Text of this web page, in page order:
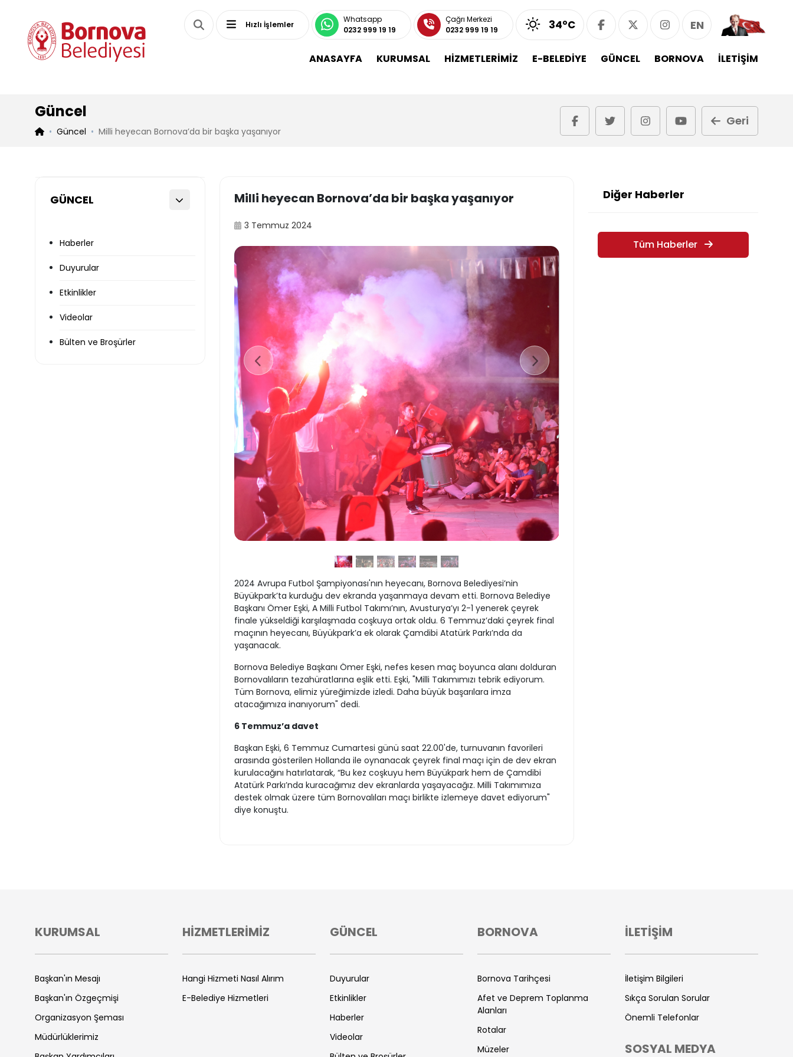
Hızlı İşlemler
Whatsapp
0232 999 19 19
Çağrı Merkezi
0232 999 19 19
34°C EN
ANASAYFA KURUMSAL HİZMETLERİMİZ E-BELEDİYE GÜNCEL BORNOVA İLETİŞİM
Güncel
Güncel Milli heyecan Bornova’da bir başka yaşanıyor
Geri
GÜNCEL
Haberler
Duyurular
Etkinlikler
Videolar
Bülten ve Broşürler
Milli heyecan Bornova’da bir başka yaşanıyor
3 Temmuz 2024
2024 Avrupa Futbol Şampiyonası'nın heyecanı, Bornova Belediyesi’nin
Büyükpark’ta kurduğu dev ekranda yaşanmaya devam etti. Bornova Belediye
Başkanı Ömer Eşki, A Milli Futbol Takımı’nın, Avusturya’yı 2-1 yenerek çeyrek
finale yükseldiği karşılaşmada coşkuya ortak oldu. 6 Temmuz’daki çeyrek final
maçının heyecanı, Büyükpark’a ek olarak Çamdibi Atatürk Parkı’nda da
yaşanacak.
Bornova Belediye Başkanı Ömer Eşki, nefes kesen maç boyunca alanı dolduran
Bornovalıların tezahüratlarına eşlik etti. Eşki, "Milli Takımımızı tebrik ediyorum.
Tüm Bornova, elimiz yüreğimizde izledi. Daha büyük başarılara imza
atacağımıza inanıyorum" dedi.
6 Temmuz’a davet
Başkan Eşki, 6 Temmuz Cumartesi günü saat 22.00'de, turnuvanın favorileri
arasında gösterilen Hollanda ile oynanacak çeyrek final maçı için de dev ekran
kurulacağını hatırlatarak, “Bu kez coşkuyu hem Büyükpark hem de Çamdibi
Atatürk Parkı’nda kuracağımız dev ekranlarda yaşayacağız. Milli Takımımıza
destek olmak üzere tüm Bornovalıları maçı birlikte izlemeye davet ediyorum"
diye konuştu.
Diğer Haberler
Tüm Haberler
KURUMSAL
Başkan'ın Mesajı
Başkan'ın Özgeçmişi
Organizasyon Şeması
Müdürlüklerimiz
HİZMETLERİMİZ
Hangi Hizmeti Nasıl Alırım
E-Belediye Hizmetleri
GÜNCEL
Duyurular
Etkinlikler
Haberler
Videolar
BORNOVA
Bornova Tarihçesi
Afet ve Deprem Toplanma
Alanları
Rotalar
Müzeler
İLETİŞİM
İletişim Bilgileri
Sıkça Sorulan Sorular
Önemli Telefonlar
SOSYAL MEDYA